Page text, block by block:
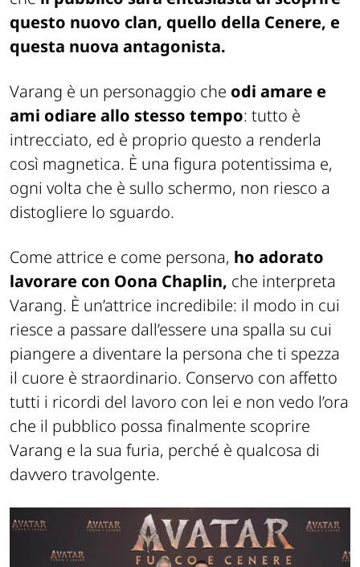
questo nuovo clan, quello della Cenere, e
questa nuova antagonista.
Varang è un personaggio che odi amare e
ami odiare allo stesso tempo: tutto è
intrecciato, ed è proprio questo a renderla
così magnetica. È una figura potentissima e,
ogni volta che è sullo schermo, non riesco a
distogliere lo sguardo.
Come attrice e come persona, ho adorato
lavorare con Oona Chaplin, che interpreta
Varang. È un’attrice incredibile: il modo in cui
riesce a passare dall’essere una spalla su cui
piangere a diventare la persona che ti spezza
il cuore è straordinario. Conservo con affetto
tutti i ricordi del lavoro con lei e non vedo l’ora
che il pubblico possa finalmente scoprire
Varang e la sua furia, perché è qualcosa di
davvero travolgente.